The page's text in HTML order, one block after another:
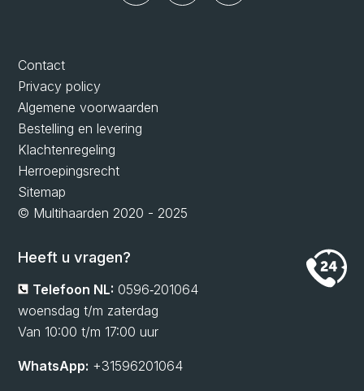
Contact
Privacy policy
Algemene voorwaarden
Bestelling en levering
Klachtenregeling
Herroepingsrecht
Sitemap
© Multihaarden 2020 - 2025
Heeft u vragen?
Telefoon NL: 0596‑201064
woensdag t/m zaterdag
Van 10:00 t/m 17:00 uur
WhatsApp: +31596201064